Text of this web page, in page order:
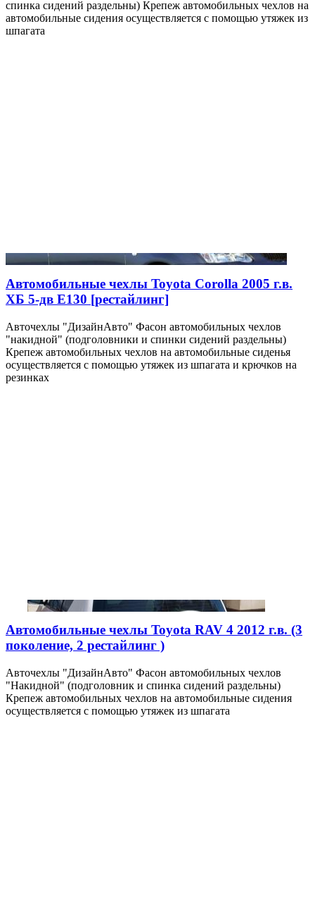
спинка сидений раздельны) Крепеж автомобильных чехлов на
автомобильные сидения осуществляется с помощью утяжек из
шпагата
Автомобильные чехлы Toyota Corolla 2005 г.в.
ХБ 5-дв E130 [рестайлинг]
Авточехлы "ДизайнАвто" Фасон автомобильных чехлов
"накидной" (подголовники и спинки сидений раздельны)
Крепеж автомобильных чехлов на автомобильные сиденья
осуществляется с помощью утяжек из шпагата и крючков на
резинках
Автомобильные чехлы Toyota RAV 4 2012 г.в. (3
поколение, 2 рестайлинг )
Авточехлы "ДизайнАвто" Фасон автомобильных чехлов
"Накидной" (подголовник и спинка сидений раздельны)
Крепеж автомобильных чехлов на автомобильные сидения
осуществляется с помощью утяжек из шпагата